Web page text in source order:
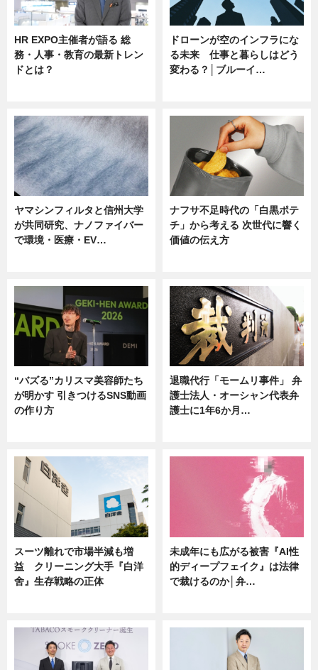
HR EXPO主催者が語る 総
務・人事・教育の最新トレン
ドとは？
ドローンが空のインフラにな
る未来 仕事と暮らしはどう
変わる？│ブルーイ…
ヤマシンフィルタと信州大学
が共同研究、ナノファイバー
で環境・医療・EV…
ナフサ不足時代の「白黒ポテ
チ」から考える 次世代に響く
価値の伝え方
“バズる”カリスマ美容師たち
が明かす 引きつけるSNS動画
の作り方
退職代行「モームリ事件」 弁
護士法人・オーシャン代表弁
護士に1年6か月…
スーツ離れで市場半減も増
益 クリーニング大手『白洋
舍』生存戦略の正体
未成年にも広がる被害『AI性
的ディープフェイク』は法律
で裁けるのか│弁…